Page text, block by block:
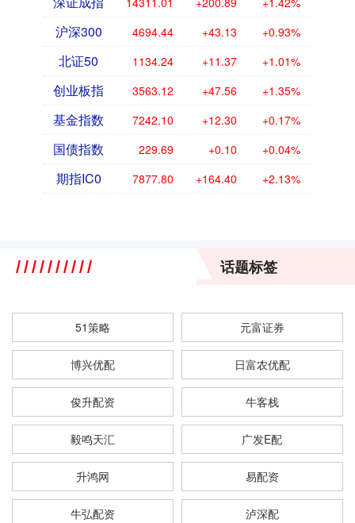
沪深300 4694.44 +43.13 +0.93%
北证50 1134.24 +11.37 +1.01%
创业板指 3563.12 +47.56 +1.35%
基金指数 7242.10 +12.30 +0.17%
国债指数 229.69 +0.10 +0.04%
期指IC0 7877.80 +164.40 +2.13%
话题标签
51策略 元富证券
博兴优配 日富农优配
俊升配资 牛客栈
毅鸣天汇 广发E配
升鸿网 易配资
牛弘配资 泸深配